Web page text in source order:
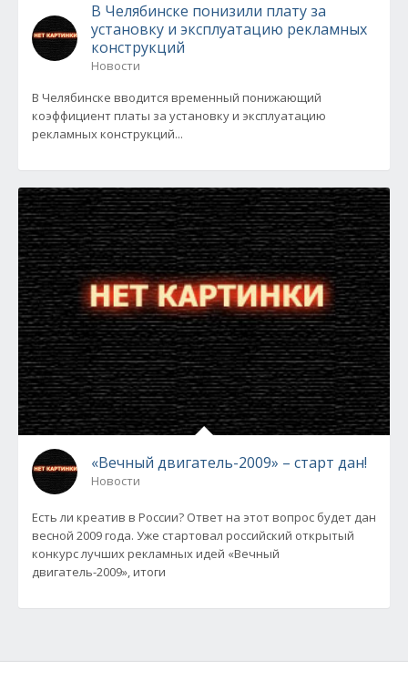
В Челябинске понизили плату за
установку и эксплуатацию рекламных
конструкций
Новости
В Челябинске вводится временный понижающий
коэффициент платы за установку и эксплуатацию
рекламных конструкций...
«Вечный двигатель-2009» – старт дан!
Новости
Есть ли креатив в России? Ответ на этот вопрос будет дан
весной 2009 года. Уже стартовал российский открытый
конкурс лучших рекламных идей «Вечный
двигатель-2009», итоги